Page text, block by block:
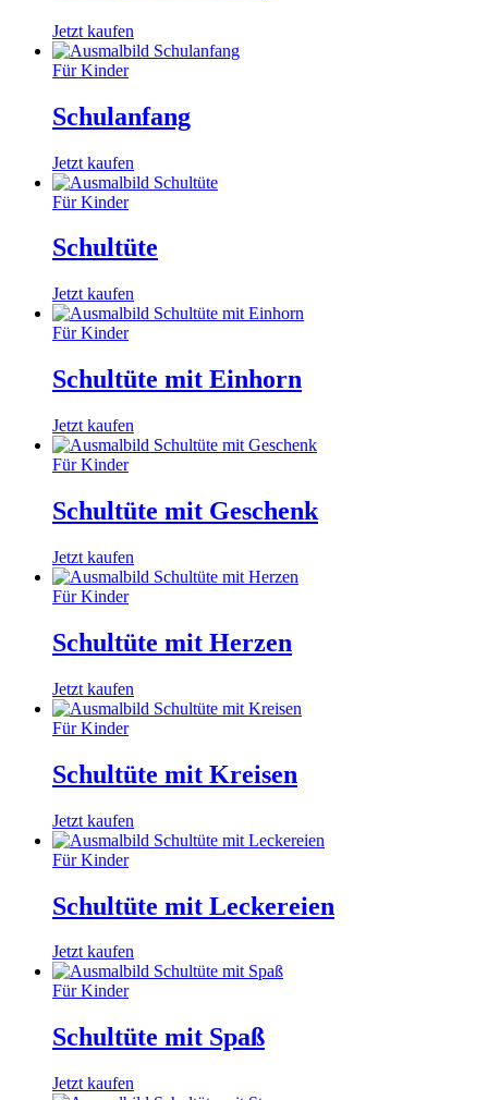
Jetzt kaufen
Für Kinder
Schulanfang
Jetzt kaufen
Für Kinder
Schultüte
Jetzt kaufen
Für Kinder
Schultüte mit Einhorn
Jetzt kaufen
Für Kinder
Schultüte mit Geschenk
Jetzt kaufen
Für Kinder
Schultüte mit Herzen
Jetzt kaufen
Für Kinder
Schultüte mit Kreisen
Jetzt kaufen
Für Kinder
Schultüte mit Leckereien
Jetzt kaufen
Für Kinder
Schultüte mit Spaß
Jetzt kaufen